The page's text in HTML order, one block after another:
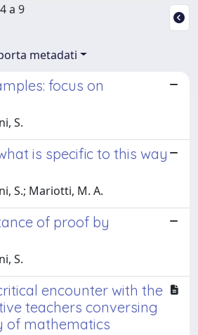
a 9
metadati
focus on
S.
is specific to this way
S.; Mariotti, M. A.
of proof by
S.
encounter with the
teachers conversing
of mathematics